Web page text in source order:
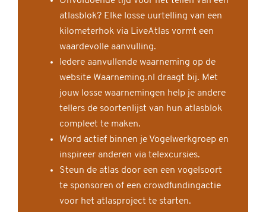
atlasblok? Elke losse uurtelling van een
kilometerhok via LiveAtlas vormt een
waardevolle aanvulling.
Iedere aanvullende waarneming op de
website Waarneming.nl draagt bij. Met
jouw losse waarnemingen help je andere
tellers de soortenlijst van hun atlasblok
compleet te maken.
Word actief binnen je Vogelwerkgroep en
inspireer anderen via telexcursies.
Steun de atlas door een een vogelsoort
te sponsoren of een crowdfundingactie
voor het atlasproject te starten.